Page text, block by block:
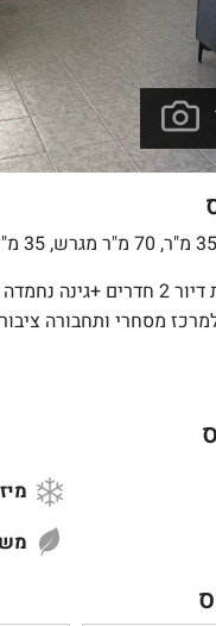
בנוה עמל יחידת דיור 2
מסחרי ותחבורה